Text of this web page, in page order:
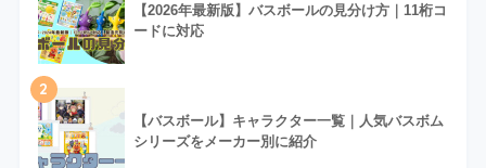
【2026年最新版】バスボールの見分け方｜11桁コ
ードに対応
2
【バスボール】キャラクター一覧｜人気バスボム
シリーズをメーカー別に紹介